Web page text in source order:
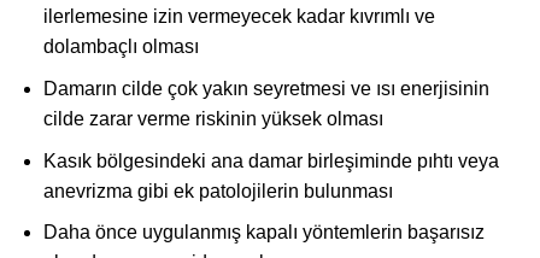
ilerlemesine izin vermeyecek kadar kıvrımlı ve
dolambaçlı olması
Damarın cilde çok yakın seyretmesi ve ısı enerjisinin
cilde zarar verme riskinin yüksek olması
Kasık bölgesindeki ana damar birleşiminde pıhtı veya
anevrizma gibi ek patolojilerin bulunması
Daha önce uygulanmış kapalı yöntemlerin başarısız